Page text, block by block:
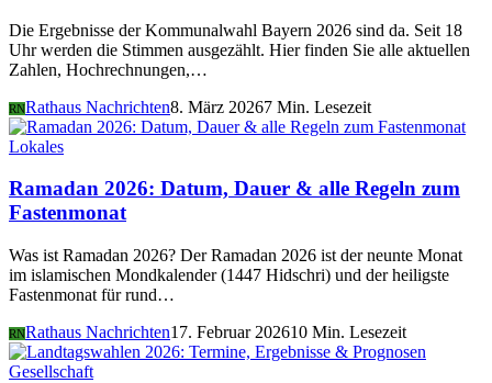
Die Ergebnisse der Kommunalwahl Bayern 2026 sind da. Seit 18
Uhr werden die Stimmen ausgezählt. Hier finden Sie alle aktuellen
Zahlen, Hochrechnungen,…
RNRathaus Nachrichten8. März 20267 Min. Lesezeit
Lokales
Ramadan 2026: Datum, Dauer & alle Regeln zum
Fastenmonat
Was ist Ramadan 2026? Der Ramadan 2026 ist der neunte Monat
im islamischen Mondkalender (1447 Hidschri) und der heiligste
Fastenmonat für rund…
RNRathaus Nachrichten17. Februar 202610 Min. Lesezeit
Gesellschaft